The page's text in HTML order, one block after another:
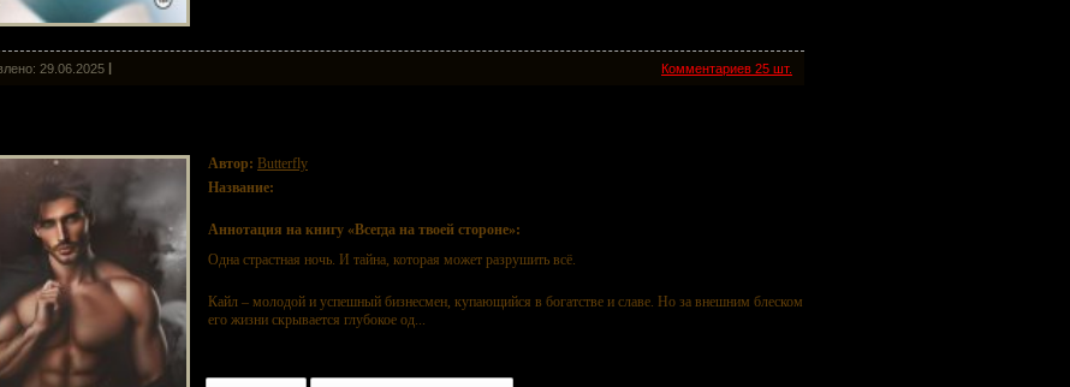
Комментариев 25 шт.
29.06.2025
Автор: Butterfly
Название:
Аннотация на книгу «Всегда на твоей стороне»:
Одна страстная ночь. И тайна, которая может разрушить всё.
Кайл – молодой и успешный бизнесмен, купающийся в богатстве и славе. Но за внешним блеском
его жизни скрывается глубокое од...